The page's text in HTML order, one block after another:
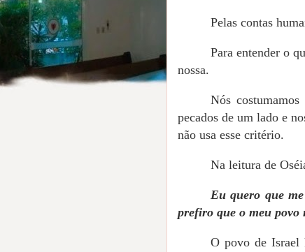
Pelas contas
Para entender o
nossa.
Nós
pecados de um lado e
não usa esse critério.
Na leitura de
Eu quero que
prefiro que o meu povo
O povo de Israel